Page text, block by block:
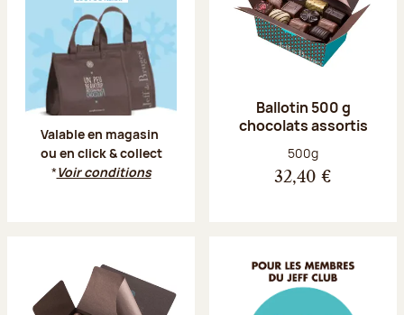
Valable en magasin
ou en click & collect
*Voir conditions
Ballotin 500 g
chocolats assortis
Poids net :
500g
32,40 €